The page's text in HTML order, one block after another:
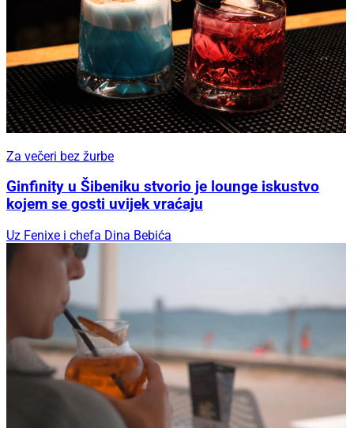
Za večeri bez žurbe
Ginfinity u Šibeniku stvorio je lounge iskustvo
kojem se gosti uvijek vraćaju
Uz Fenixe i chefa Dina Bebića